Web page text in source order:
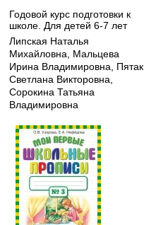
Годовой курс подготовки к
школе. Для детей 6-7 лет
Липская Наталья
Михайловна, Мальцева
Ирина Владимировна, Пятак
Светлана Викторовна,
Сорокина Татьяна
Владимировна